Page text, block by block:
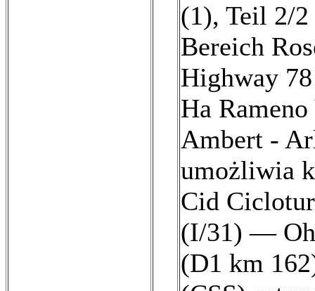
(1), Teil 2/2
Bereich
Highway
Ha
Ambert -
umożliwia
Cid
(I/31) —
(D1 km